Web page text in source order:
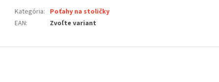
Kategória: Poťahy na stoličky
EAN: Zvoľte variant